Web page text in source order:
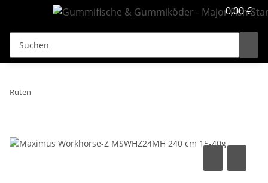
0,00 €
Ruten